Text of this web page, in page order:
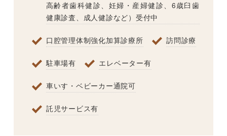
高齢者歯科健診、妊婦・産婦健診、6歳臼歯
健康診査、成人健診など）受付中
口腔管理体制強化加算診療所 訪問診療
駐車場有 エレベーター有
車いす・ベビーカー通院可
託児サービス有